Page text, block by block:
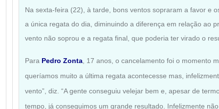
Na sexta-feira (22), à tarde, bons ventos sopraram a favor e
a única regata do dia, diminuindo a diferença em relação ao
vento não soprou e a regata final, que poderia ter virado o
Para Pedro Zonta , 17 anos, o cancelamento foi o momento
queríamos muito a última regata acontecesse mas,
vento”, diz. “A gente conseguiu velejar bem e, apesar de
tempo, já conseguimos um grande resultado. Infelizmente